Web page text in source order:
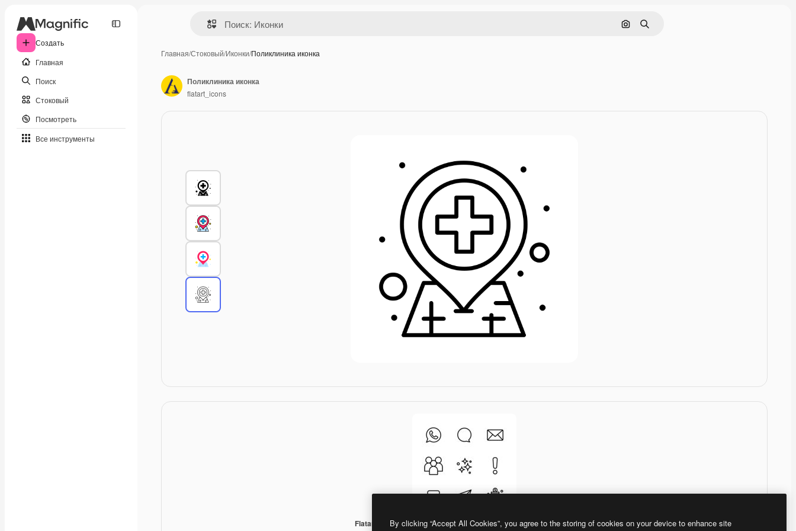
Создать
Главная
Поиск
Стоковый
Посмотреть
Все инструменты
Поиск по изображению
Поиск
Главная/Стоковый/Иконки/Поликлиника иконка
Flatart Icons Outline
Поликлиника иконка
flatart_icons
By clicking “Accept All Cookies”, you agree to the storing of cookies on your device to enhance site